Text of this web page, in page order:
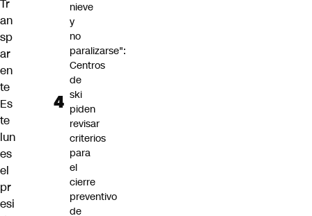
Tr
an
sp
ar
en
te
Es
te
lun
es
el
pr
esi
nieve
y
no
paralizarse":
Centros
de
ski
piden
revisar
criterios
para
el
cierre
preventivo
de